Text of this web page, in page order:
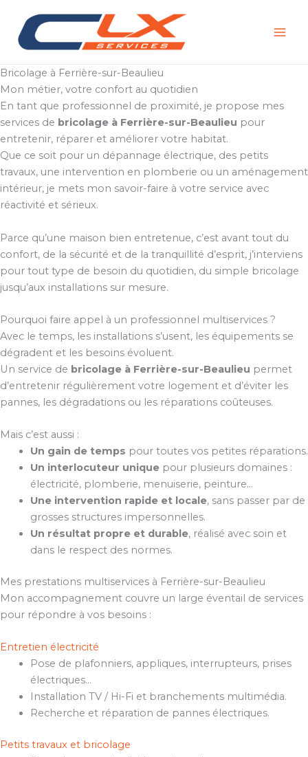
contenu
Bricolage à Ferrière-sur-Beaulieu
Mon métier, votre confort au quotidien
En tant que professionnel de proximité, je propose mes
services de bricolage à Ferrière-sur-Beaulieu pour
entretenir, réparer et améliorer votre habitat.
Que ce soit pour un dépannage électrique, des petits
travaux, une intervention en plomberie ou un aménagement
intérieur, je mets mon savoir-faire à votre service avec
réactivité et sérieux.
Parce qu’une maison bien entretenue, c’est avant tout du
confort, de la sécurité et de la tranquillité d’esprit, j’interviens
pour tout type de besoin du quotidien, du simple bricolage
jusqu’aux installations sur mesure.
Pourquoi faire appel à un professionnel multiservices ?
Avec le temps, les installations s’usent, les équipements se
dégradent et les besoins évoluent.
Un service de bricolage à Ferrière-sur-Beaulieu permet
d’entretenir régulièrement votre logement et d’éviter les
pannes, les dégradations ou les réparations coûteuses.
Mais c’est aussi :
Un gain de temps pour toutes vos petites réparations.
Un interlocuteur uniquepour plusieurs domaines :
électricité, plomberie, menuiserie, peinture…
Une intervention rapide et locale, sans passer par de
grosses structures impersonnelles.
Un résultat propre et durable, réalisé avec soin et
dans le respect des normes.
Mes prestations multiservices à Ferrière-sur-Beaulieu
Mon accompagnement couvre un large éventail de services
pour répondre à vos besoins :
Entretien électricité
Pose de plafonniers, appliques, interrupteurs, prises
électriques…
Installation TV / Hi-Fi et branchements multimédia.
Recherche et réparation de pannes électriques.
Petits travaux et bricolage